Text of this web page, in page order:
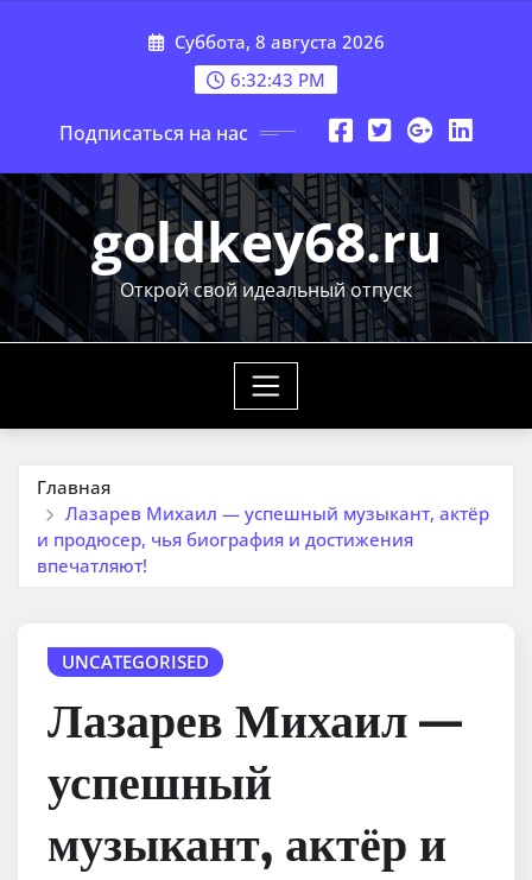
Суббота, 8 августа 2026
6:32:44 PM
Подписаться на нас
goldkey68.ru
Открой свой идеальный отпуск
Главная
Лазарев Михаил — успешный музыкант, актёр
и продюсер, чья биография и достижения
впечатляют!
UNCATEGORISED
Лазарев Михаил —
успешный
музыкант, актёр и